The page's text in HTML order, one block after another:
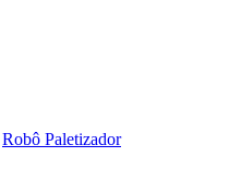
Robô Paletizador